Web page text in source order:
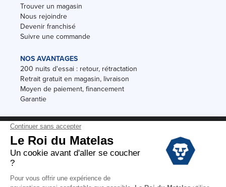
Trouver un magasin
Nous rejoindre
Devenir franchisé
Suivre une commande
NOS AVANTAGES
200 nuits d'essai : retour, rétractation
Retrait gratuit en magasin, livraison
Moyen de paiement, financement
Garantie
Conditions des offres
Black Friday
Destockage